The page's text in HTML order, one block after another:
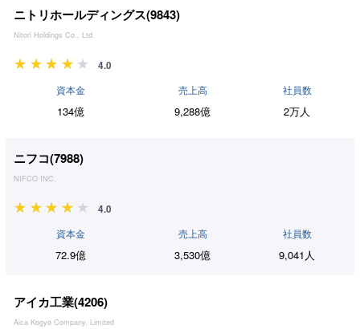
ニトリホールディングス(9843)
Nitori Holdings Co., Ltd.
4.0
資本金
134億
売上高
9,288億
社員数
2万人
ニフコ(7988)
NIFCO INC.
4.0
資本金
72.9億
売上高
3,530億
社員数
9,041人
アイカ工業(4206)
Aica Kogyo Company, Limited